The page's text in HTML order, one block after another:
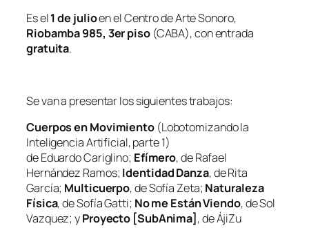
Es el1 de julioen el Centro de Arte Sonoro,
Riobamba 985, 3er piso(CABA), con entrada
gratuita.
Se van a presentar los siguientes trabajos:
Cuerpos en Movimiento(Lobotomizando la
Inteligencia Artificial, parte 1)
de Eduardo Cariglino; Efímero, de Rafael
Hernández Ramos; Identidad Danza, de Rita
García; Multicuerpo, de Sofía Zeta; Naturaleza
Física, de Sofía Gatti; No me Están Viendo, de Sol
Vazquez; yProyecto [SubAnima] , de ÁjiZu